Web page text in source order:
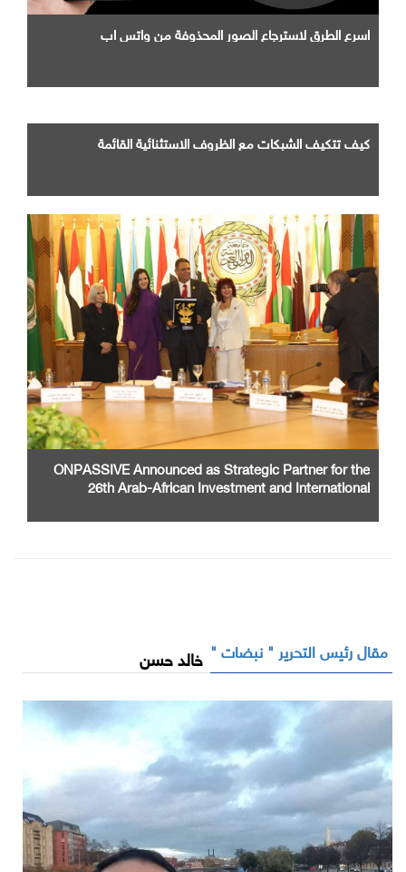
اسرع الطرق لاسترجاع الصور المحذوفة من واتس اب
كيف تتكيف الشبكات مع الظروف الاستثنائية القائمة
ONPASSIVE Announced as Strategic Partner for the
26th Arab-African Investment and International
مقال رئيس التحرير " نبضات " خالد حسن